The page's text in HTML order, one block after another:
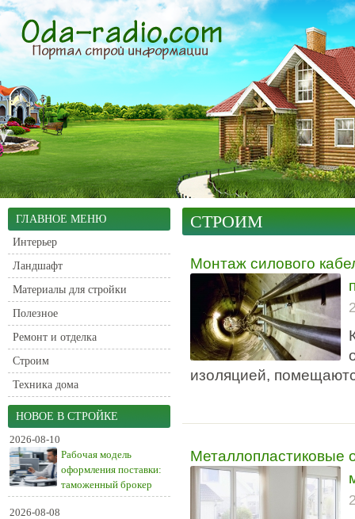
ГЛАВНОЕ МЕНЮ
Интерьер
Ландшафт
Материалы для стройки
Полезное
Ремонт и отделка
Строим
Техника дома
НОВОЕ В СТРОЙКЕ
2026-08-10
Рабочая модель
оформления поставки:
таможенный брокер
2026-08-08
СТРОИМ
Монтаж силового
изоляцией,
Металлопластиковые